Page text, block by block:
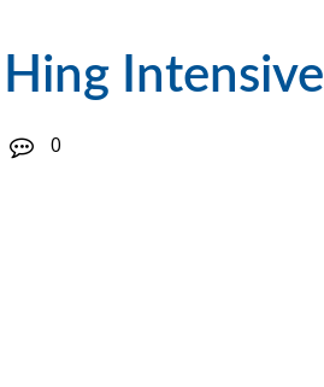
Intensive
0